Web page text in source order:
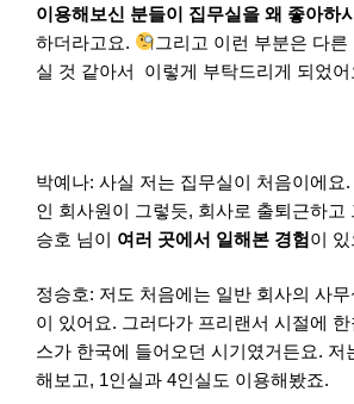
이용해보신 분들이 집무실을 왜 좋아하
하더라고요.
그리고 이런 부분은 다
실 것 같아서 이렇게 부탁드리게 되었어
박예나: 사실 저는 집무실이 처음이에요
인 회사원이 그렇듯, 회사로 출퇴근하고
승호 님이 여러 곳에서 일해본 경험이
정승호: 저도 처음에는 일반 회사의 사
이 있어요. 그러다가 프리랜서 시절에
스가 한국에 들어오던 시기였거든요. 저
해보고, 1인실과 4인실도 이용해봤죠.